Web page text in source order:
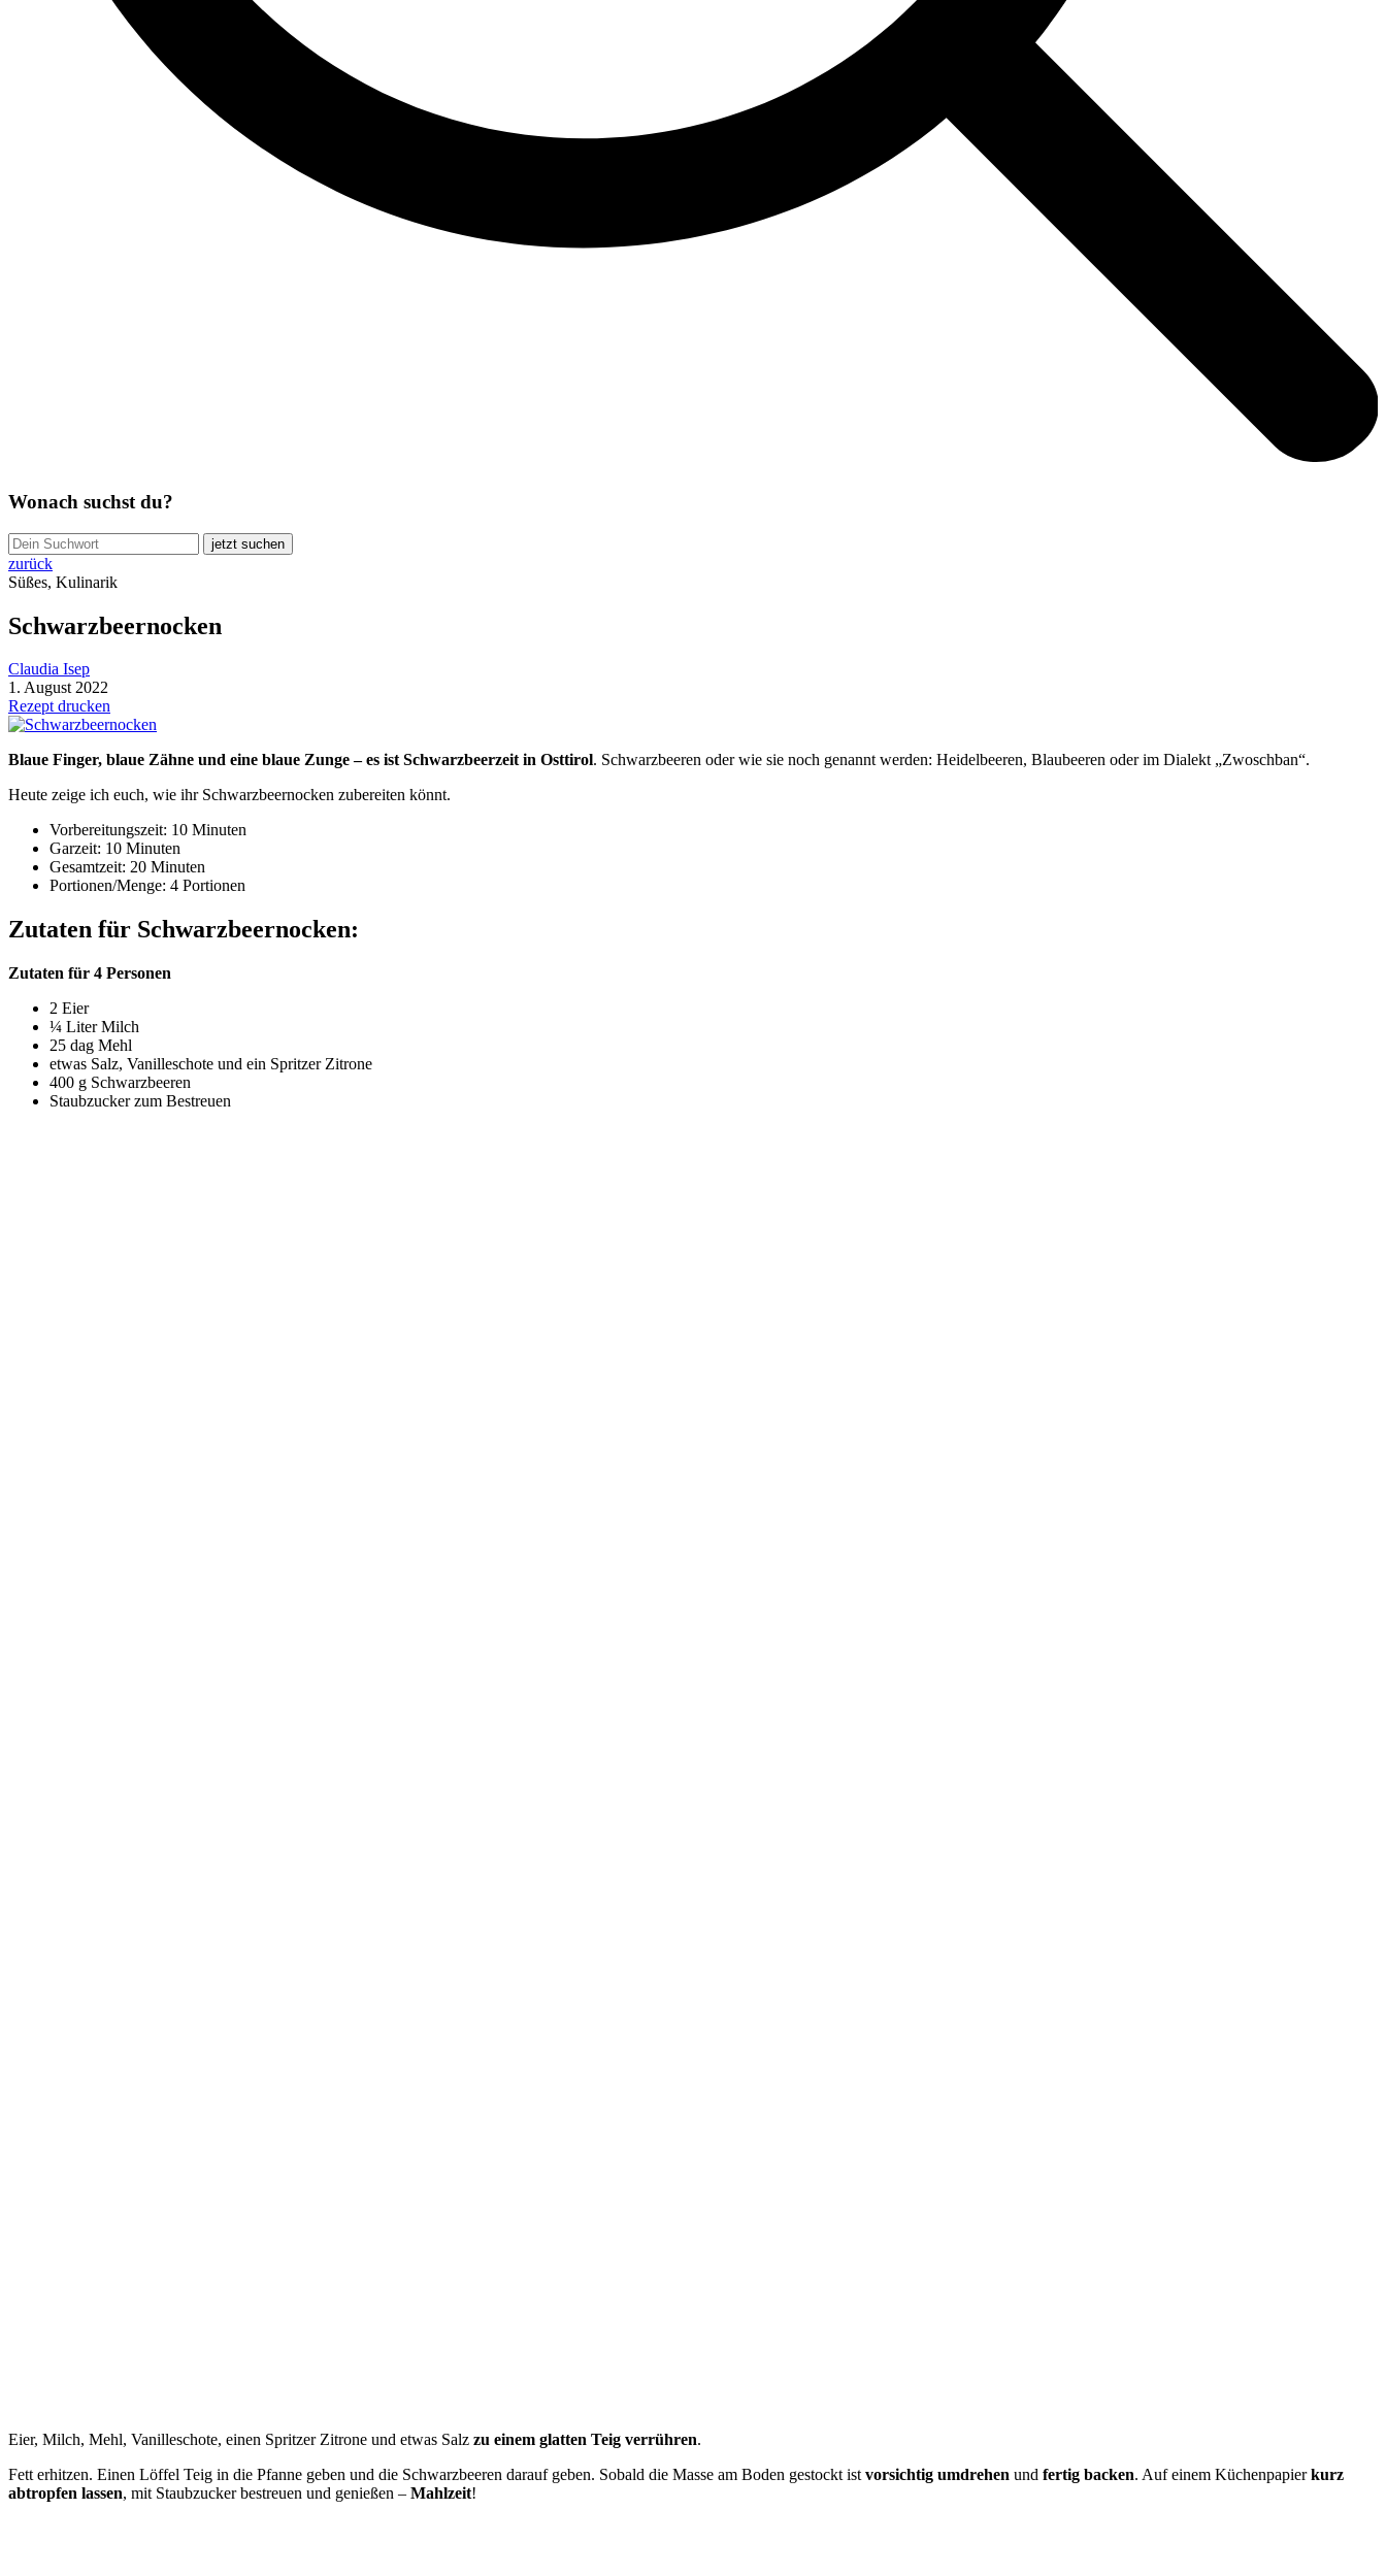
Wonach suchst du?
jetzt suchen
zurück
Süßes, Kulinarik
Schwarzbeernocken
Claudia Isep
1. August 2022
Rezept drucken
Blaue Finger, blaue Zähne und eine blaue Zunge – es ist Schwarzbeerzeit in Osttirol. Schwarzbeeren oder wie sie noch genannt werden: Heidelbeeren, Blaubeeren oder im Dialekt „Zwoschban“.
Heute zeige ich euch, wie ihr Schwarzbeernocken zubereiten könnt.
Vorbereitungszeit: 10 Minuten
Garzeit: 10 Minuten
Gesamtzeit: 20 Minuten
Portionen/Menge: 4 Portionen
Zutaten für Schwarzbeernocken:
Zutaten für 4 Personen
2 Eier
¼ Liter Milch
25 dag Mehl
etwas Salz, Vanilleschote und ein Spritzer Zitrone
400 g Schwarzbeeren
Staubzucker zum Bestreuen
Eier, Milch, Mehl, Vanilleschote, einen Spritzer Zitrone und etwas Salz zu einem glatten Teig verrühren.
Fett erhitzen. Einen Löffel Teig in die Pfanne geben und die Schwarzbeeren darauf geben. Sobald die Masse am Boden gestockt ist vorsichtig umdrehen und fertig backen. Auf einem Küchenpapierkurz
abtropfen lassen, mit Staubzucker bestreuen und genießen – Mahlzeit!